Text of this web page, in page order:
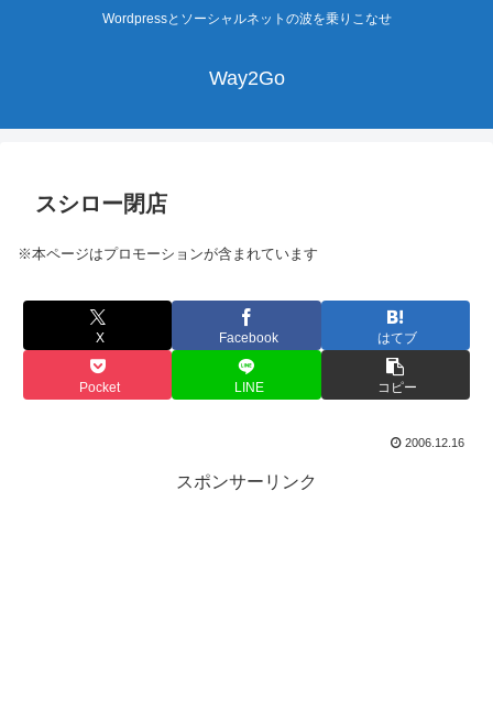
Wordpressとソーシャルネットの波を乗りこなせ
Way2Go
スシロー閉店
※本ページはプロモーションが含まれています
X Facebook はてブ
Pocket LINE コピー
2006.12.16
スポンサーリンク